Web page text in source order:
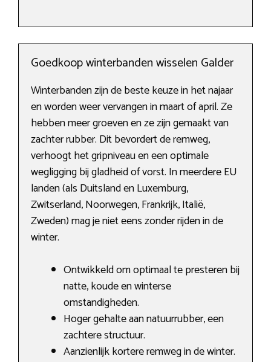
Goedkoop winterbanden wisselen Galder
Winterbanden zijn de beste keuze in het najaar
en worden weer vervangen in maart of april. Ze
hebben meer groeven en ze zijn gemaakt van
zachter rubber. Dit bevordert de remweg,
verhoogt het gripniveau en een optimale
wegligging bij gladheid of vorst. In meerdere EU
landen (als Duitsland en Luxemburg,
Zwitserland, Noorwegen, Frankrijk, Italië,
Zweden) mag je niet eens zonder rijden in de
winter.
Ontwikkeld om optimaal te presteren bij
natte, koude en winterse
omstandigheden.
Hoger gehalte aan natuurrubber, een
zachtere structuur.
Aanzienlijk kortere remweg in de winter.